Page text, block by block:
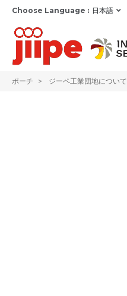
Choose Language : 日本語
ポーチ ジーペ工業団地について